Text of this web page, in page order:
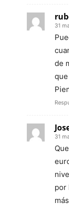
31
de
31
por